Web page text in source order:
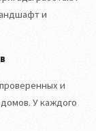
и
и
У каждого